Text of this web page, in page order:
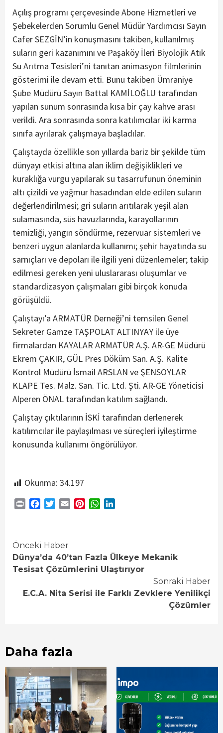
Açılış programı çerçevesinde Abone Hizmetleri ve
Şebekelerden Sorumlu Genel Müdür Yardımcısı Sayın
Cafer SEZGİN’in konuşmasını takiben, kullanılmış
suların geri kazanımını ve Paşaköy İleri Biyolojik Atık
Su Arıtma Tesisleri’ni tanıtan animasyon filmlerinin
gösterimi ile devam etti. Bunu takiben Ümraniye
Şube Müdürü Sayın Battal KAMİLOĞLU tarafından
yapılan sunum sonrasında kısa bir çay kahve arası
verildi. Ara sonrasında sonra katılımcılar iki karma
sınıfa ayrılarak çalışmaya başladılar.
Çalıştayda özellikle son yıllarda bariz bir şekilde tüm
dünyayı etkisi altına alan iklim değişiklikleri ve
kuraklığa vurgu yapılarak su tasarrufunun öneminin
altı çizildi ve yağmur hasadından elde edilen suların
değerlendirilmesi; gri suların arıtılarak yeşil alan
sulamasında, süs havuzlarında, karayollarının
temizliği, yangın söndürme, rezervuar sistemleri ve
benzeri uygun alanlarda kullanımı; şehir hayatında su
sarnıçları ve depoları ile ilgili yeni düzenlemeler; takip
edilmesi gereken yeni uluslararası oluşumlar ve
standardizasyon çalışmaları gibi birçok konuda
görüşüldü.
Çalıştayı’a ARMATÜR Derneği’ni temsilen Genel
Sekreter Gamze TAŞPOLAT ALTINYAY ile üye
firmalardan KAYALAR ARMATÜR A.Ş. AR-GE Müdürü
Ekrem ÇAKIR, GÜL Pres Döküm San. A.Ş. Kalite
Kontrol Müdürü İsmail ARSLAN ve ŞENSOYLAR
KLAPE Tes. Malz. San. Tic. Ltd. Şti. AR-GE Yöneticisi
Alperen ÖNAL tarafından katılım sağlandı.
Çalıştay çıktılarının İSKİ tarafından derlenerek
katılımcılar ile paylaşılması ve süreçleri iyileştirme
konusunda kullanımı öngörülüyor.
Okunma: 34.197
Print FacebookTwitterEmail PinterestWhatsApp
Continue
Reading
Önceki Haber
Dünya’da 40’tan Fazla Ülkeye Mekanik
Tesisat Çözümlerini Ulaştırıyor
Sonraki Haber
E.C.A. Nita Serisi ile Farklı Zevklere Yenilikçi
Çözümler
Daha fazla